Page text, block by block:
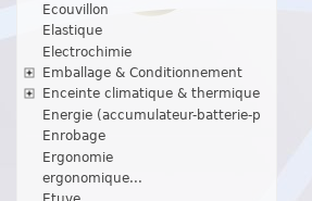
Ecouvillon
Elastique
Electrochimie
Emballage & Conditionnement
Enceinte climatique & thermique
Energie (accumulateur-batterie-p
Enrobage
Ergonomie
ergonomique...